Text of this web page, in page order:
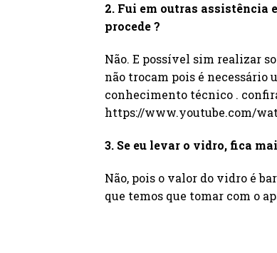
2. Fui em outras assistência
procede ?
Não. E possível sim realizar
não trocam pois é
conhecimento técnico .
https://www.youtube.com/
3. Se eu levar o vidro, fica
Não, pois o valor do vidro é
que temos que tomar com o